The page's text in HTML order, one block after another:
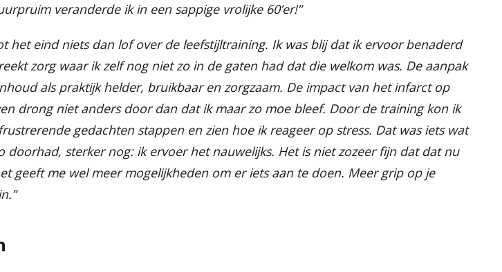
veranderde ik in een sappige vrolijke 60’er!”
het eind niets dan lof over de leefstijltraining. Ik was blij dat ik ervoor benaderd
zorg waar ik zelf nog niet zo in de gaten had dat die welkom was. De aanpak
als praktijk helder, bruikbaar en zorgzaam. De impact van het infarct op
drong niet anders door dan dat ik maar zo moe bleef. Door de training kon ik
gedachten stappen en zien hoe ik reageer op stress. Dat was iets wat
doorhad, sterker nog: ik ervoer het nauwelijks. Het is niet zozeer fijn dat dat nu
geeft me wel meer mogelijkheden om er iets aan te doen. Meer grip op je